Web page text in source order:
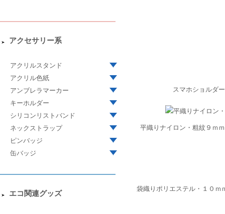
スマホショルダ
平織りナイロン・粗紋９ｍ
袋織りポリエステル・１０
アクセサリー系
アクリルスタンド
アクリル色紙
アンブレラマーカー
キーホルダー
シリコンリストバンド
ネックストラップ
ピンバッジ
缶バッジ
エコ関連グッズ